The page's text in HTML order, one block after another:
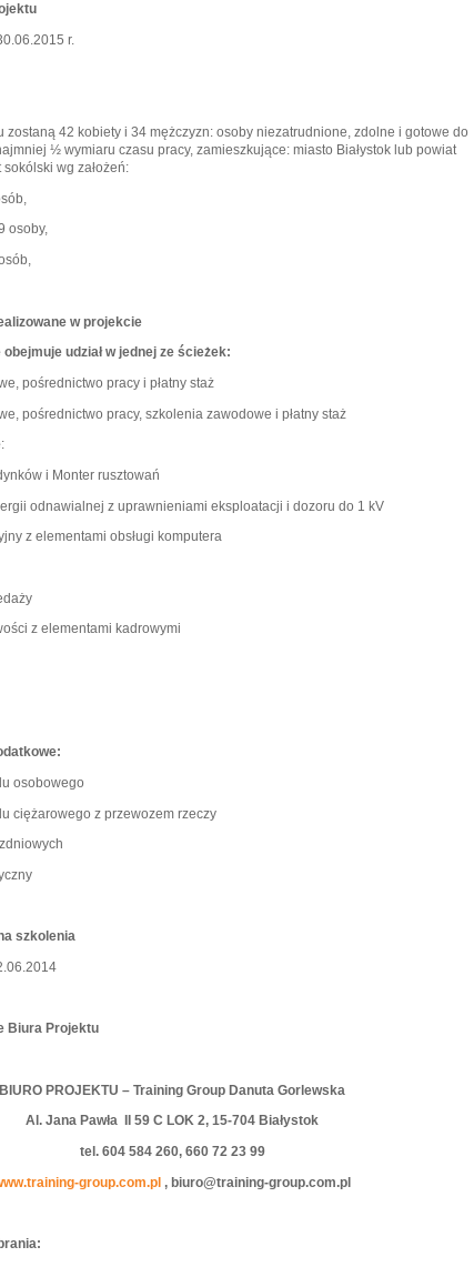
r.
zostaną 42 kobiety i 34 mężczyzn: osoby niezatrudnione, zdolne i gotowe do
½ wymiaru czasu pracy, zamieszkujące: miasto Białystok lub powiat
sokólski wg założeń:
osoby,
w projekcie
udział w jednej ze ścieżek:
pośrednictwo pracy i płatny staż
pośrednictwo pracy, szkolenia zawodowe i płatny staż
:
i Monter rusztowań
odnawialnej z uprawnieniami eksploatacji i dozoru do 1 kV
z elementami obsługi komputera
z elementami kadrowymi
osobowego
ciężarowego z przewozem rzeczy
szkolenia
Biura Projektu
BIURO PROJEKTU – Training Group Danuta Gorlewska
Al. Jana Pawła II 59 C LOK 2, 15-704 Białystok
tel. 604 584 260, 660 72 23 99
group.com.pl , biuro@training-group.com.pl